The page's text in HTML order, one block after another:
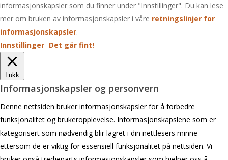
informasjonskapsler som du finner under "Innstillinger". Du kan lese
mer om bruken av informasjonskapsler i våre retningslinjer for
informasjonskapsler.
Innstillinger Det går fint!
Lukk
Informasjonskapsler og personvern
Denne nettsiden bruker informasjonskapsler for å forbedre
funksjonalitet og brukeropplevelse. Informasjonskapslene som er
kategorisert som nødvendig blir lagret i din nettlesers minne
ettersom de er viktig for essensiell funksjonalitet på nettsiden. Vi